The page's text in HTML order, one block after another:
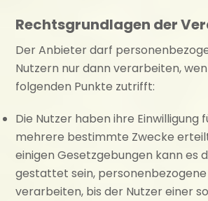
Rechtsgrundlagen der
Der Anbieter darf
Nutzern nur dann verarbeiten,
folgenden Punkte zutrifft:
Die Nutzer haben ihre Einwilligung
mehrere bestimmte Zwecke
einigen Gesetzgebungen kann es
gestattet sein,
verarbeiten, bis der Nutzer einer